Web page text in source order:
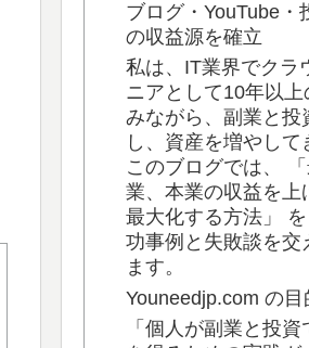
ブログ・YouTube・
の収益源を確立
私は、IT業界でクラ
ニアとして10年以
みながら、副業と投
し、資産を増やして
このブログでは、
業、本業の収益を上
最大化する方法」
功事例と失敗談を交
ます。
Youneedjp.com の目
「個人が副業と投